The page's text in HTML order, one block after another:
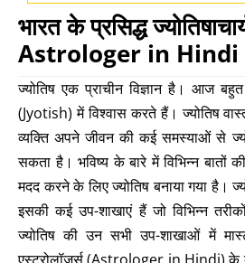
भारत के प्रसिद्ध
Astrologer in Hindi
ज्योतिष एक प्राचीन विज्ञान है। आज
(Jyotish) में विश्वास करते हैं। ज्योतिष
व्यक्ति अपने जीवन की कई समस्याओं से
सकता है। भविष्य के बारे में विभिन्न बातों
मदद करने के लिए ज्योतिष बनाया गया है।
इसकी कई उप-शाखाएं हैं जो विभिन्न
ज्योतिष की उन सभी उप-शाखाओं में